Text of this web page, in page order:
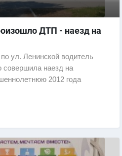
ДТП - наезд на
ул. Ленинской водитель
наезд на
2012 года